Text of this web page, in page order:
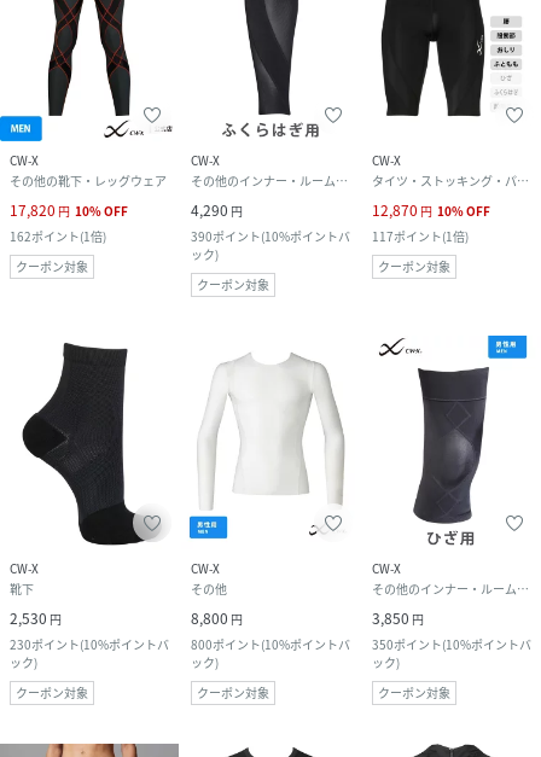
CW-X
その他の靴下・レッグウェア
17,820 円 10%OFF
162ポイント(1倍)
クーポン対象
CW-X
その他のインナー・ルームウェア
4,290 円
390ポイント(10%ポイントバ
ック)
クーポン対象
CW-X
タイツ・ストッキング・パンスト
12,870 円 10%OFF
117ポイント(1倍)
クーポン対象
CW-X
靴下
2,530 円
230ポイント(10%ポイントバ
ック)
クーポン対象
CW-X
その他
8,800 円
800ポイント(10%ポイントバ
ック)
クーポン対象
CW-X
その他のインナー・ルームウェア
3,850 円
350ポイント(10%ポイントバ
ック)
クーポン対象